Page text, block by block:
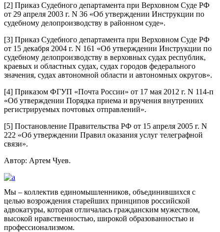
[2] Приказ Судебного департамента при Верховном Суде РФ
от 29 апреля 2003 г. N 36 «Об утверждении Инструкции по
судебному делопроизводству в районном суде».
[3] Приказ Судебного департамента при Верховном Суде РФ
от 15 декабря 2004 г. N 161 «Об утверждении Инструкции по
судебному делопроизводству в верховных судах республик,
краевых и областных судах, судах городов федерального
значения, судах автономной области и автономных округов».
[4] Приказом ФГУП «Почта России» от 17 мая 2012 г. N 114-п
«Об утверждении Порядка приема и вручения внутренних
регистрируемых почтовых отправлений».
[5] Постановление Правительства РФ от 15 апреля 2005 г. N
222 «Об утверждении Правил оказания услуг телеграфной
связи».
Автор: Артем Чуев.
Мы – коллектив единомышленников, объединившихся с
целью возрождения старейших принципов российской
адвокатуры, которая отличалась гражданским мужеством,
высокой нравственностью, широкой образованностью и
профессионализмом.